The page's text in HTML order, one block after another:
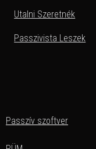
Utalni Szeretnék
Passzivista Leszek
Passzív szoftver